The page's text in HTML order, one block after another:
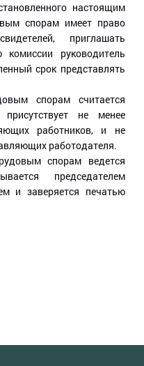
настоящим
спорам имеет право
приглашать
руководитель
срок представлять
спорам считается
не менее
работников, и не
работодателя.
спорам ведется
председателем
и заверяется печатью